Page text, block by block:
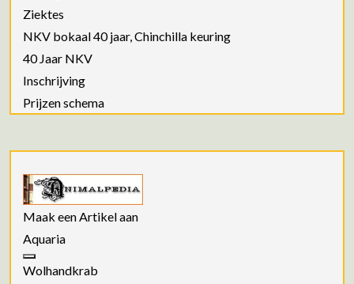
Ziektes
NKV bokaal 40 jaar, Chinchilla keuring
40 Jaar NKV
Inschrijving
Prijzen schema
Maak een Artikel aan
Aquaria
Wolhandkrab